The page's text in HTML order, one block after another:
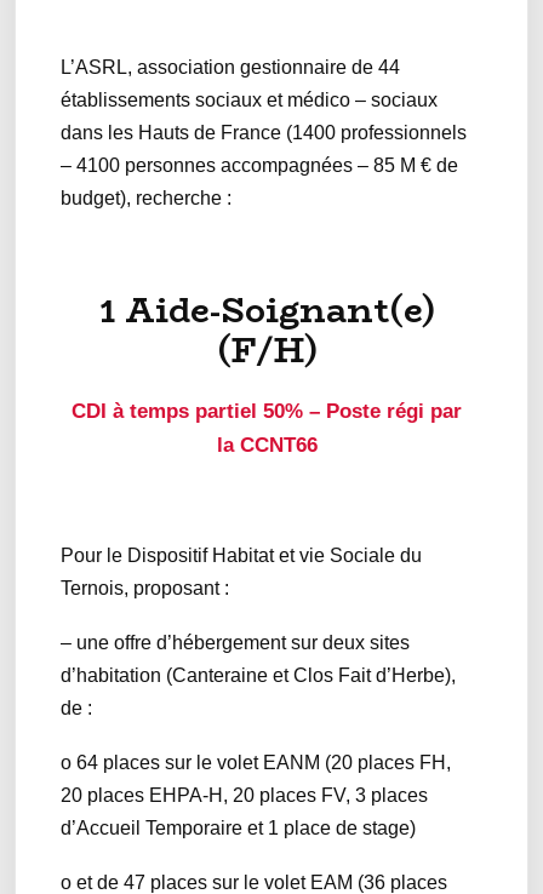
L’ASRL, association gestionnaire de 44
établissements sociaux et médico – sociaux
dans les Hauts de France (1400 professionnels
– 4100 personnes accompagnées – 85 M € de
budget), recherche :
1 Aide-Soignant(e)
(F/H)
CDI à temps partiel 50% – Poste régi par
la CCNT66
Pour le Dispositif Habitat et vie Sociale du
Ternois, proposant :
– une offre d’hébergement sur deux sites
d’habitation (Canteraine et Clos Fait d’Herbe),
de :
o 64 places sur le volet EANM (20 places FH,
20 places EHPA-H, 20 places FV, 3 places
d’Accueil Temporaire et 1 place de stage)
o et de 47 places sur le volet EAM (36 places